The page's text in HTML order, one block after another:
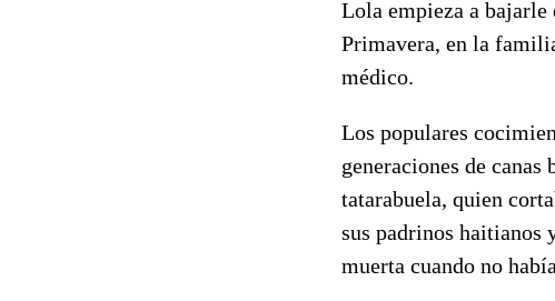
Lola empieza a bajarle
Primavera, en la
médico.
Los populares
generaciones de
tatarabuela, quien
sus padrinos haitianos
muerta cuando no